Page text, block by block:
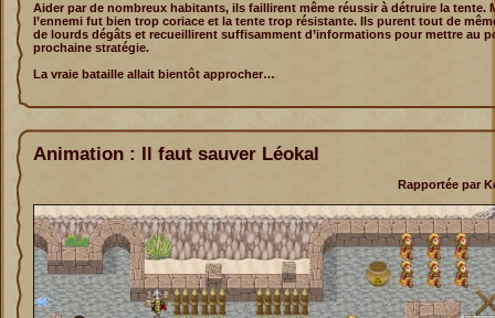
Aider par de nombreux habitants, ils faillirent même réussir à détruire la tente.
l’ennemi fut bien trop coriace et la tente trop résistante. Ils purent tout de
de lourds dégâts et recueillirent suffisamment d’informations pour mettre au
prochaine stratégie.
La vraie bataille allait bientôt approcher…
Animation : Il faut sauver Léokal
Rapportée par